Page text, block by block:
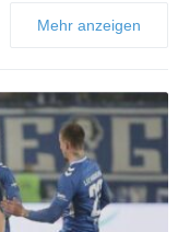
Mehr anzeigen